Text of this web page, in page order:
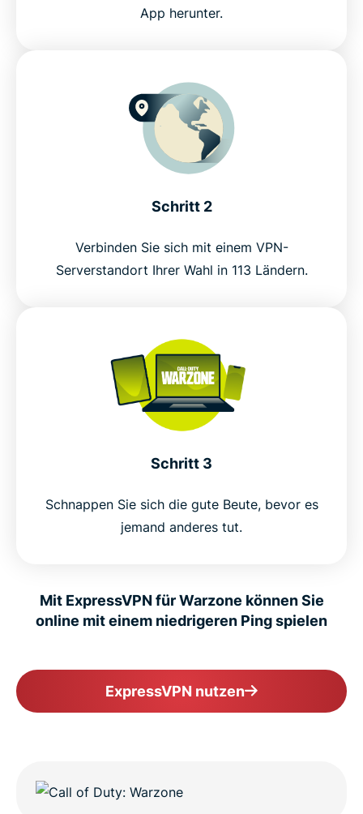
dem Netzwerk von ExpressVPN
Was ist Call of Duty: Warzone?
How to play Warzone with ExpressVPN
Optimize your warzone connection for stability
ExpressVPN vs free VPNs: Protect your Activision
account
FAQs
App herunter.
Schritt 2
Verbinden Sie sich mit einem VPN-
Serverstandort Ihrer Wahl in 113 Ländern.
Schritt 3
Schnappen Sie sich die gute Beute, bevor es
jemand anderes tut.
Mit ExpressVPN für Warzone können Sie
online mit einem niedrigeren Ping spielen
ExpressVPN nutzen